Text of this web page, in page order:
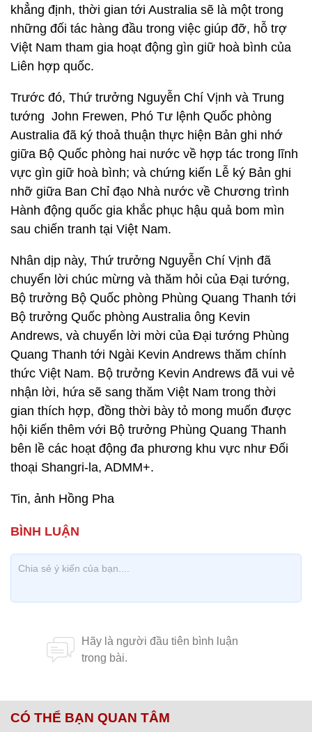
khẳng định, thời gian tới Australia sẽ là một trong
những đối tác hàng đầu trong việc giúp đỡ, hỗ trợ
Việt Nam tham gia hoạt động gìn giữ hoà bình của
Liên hợp quốc.
Trước đó, Thứ trưởng Nguyễn Chí Vịnh và Trung
tướng John Frewen, Phó Tư lệnh Quốc phòng
Australia đã ký thoả thuận thực hiện Bản ghi nhớ
giữa Bộ Quốc phòng hai nước về hợp tác trong lĩnh
vực gìn giữ hoà bình; và chứng kiến Lễ ký Bản ghi
nhỡ giữa Ban Chỉ đạo Nhà nước về Chương trình
Hành động quốc gia khắc phục hậu quả bom mìn
sau chiến tranh tại Việt Nam.
Nhân dịp này, Thứ trưởng Nguyễn Chí Vịnh đã
chuyển lời chúc mừng và thăm hỏi của Đại tướng,
Bộ trưởng Bộ Quốc phòng Phùng Quang Thanh tới
Bộ trưởng Quốc phòng Australia ông Kevin
Andrews, và chuyển lời mời của Đại tướng Phùng
Quang Thanh tới Ngài Kevin Andrews thăm chính
thức Việt Nam. Bộ trưởng Kevin Andrews đã vui vẻ
nhận lời, hứa sẽ sang thăm Việt Nam trong thời
gian thích hợp, đồng thời bày tỏ mong muốn được
hội kiến thêm với Bộ trưởng Phùng Quang Thanh
bên lề các hoạt động đa phương khu vực như Đối
thoại Shangri-la, ADMM+.
Tin, ảnh Hồng Pha
CÓ THỂ BẠN QUAN TÂM